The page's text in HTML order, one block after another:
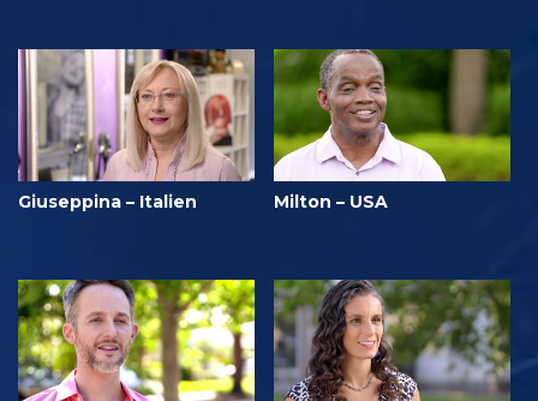
Giuseppina – Italien Milton – USA